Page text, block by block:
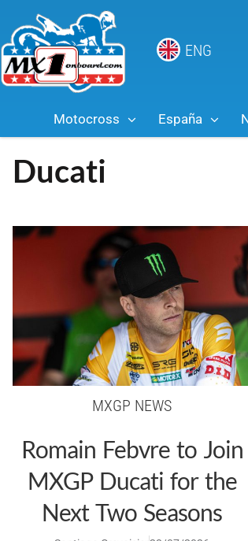
ENG
Motocross España
Ducati
MXGP NEWS
Romain Febvre to Join
MXGP Ducati for the
Next Two Seasons